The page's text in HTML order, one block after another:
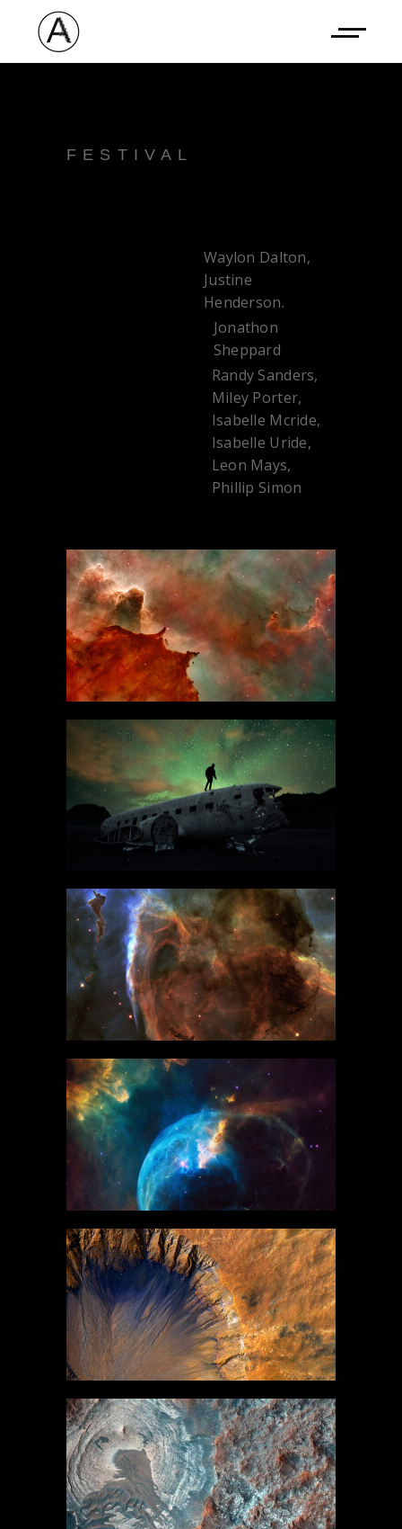
FESTIVAL
Waylon Dalton,
Justine
Henderson.
Jonathon
Sheppard
Randy Sanders,
Miley Porter,
Isabelle Mcride,
Isabelle Uride,
Leon Mays,
Phillip Simon